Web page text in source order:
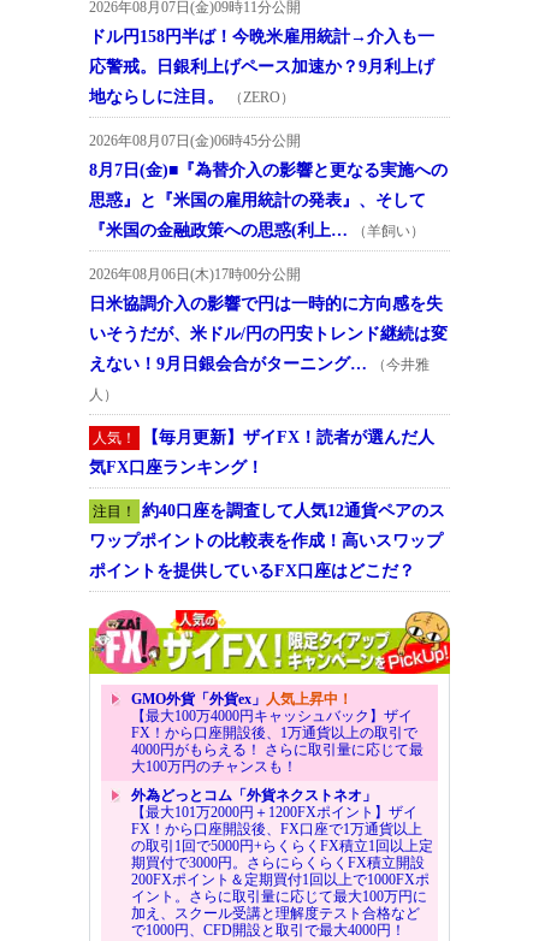
2026年08月07日(金)09時11分公開
ドル円158円半ば！今晩米雇用統計→介入も一
応警戒。日銀利上げペース加速か？9月利上げ
地ならしに注目。
（ZERO）
2026年08月07日(金)06時45分公開
8月7日(金)■『為替介入の影響と更なる実施への
思惑』と『米国の雇用統計の発表』、そして
『米国の金融政策への思惑(利上…
（羊飼い）
2026年08月06日(木)17時00分公開
日米協調介入の影響で円は一時的に方向感を失
いそうだが、米ドル/円の円安トレンド継続は変
えない！9月日銀会合がターニング…
（今井雅
人）
人気！
【毎月更新】ザイFX！読者が選んだ人
気FX口座ランキング！
注目！
約40口座を調査して人気12通貨ペアのス
ワップポイントの比較表を作成！高いスワップ
ポイントを提供しているFX口座はどこだ？
GMO外貨「外貨ex」 人気上昇中！
【最大100万4000円キャッシュバック】ザイ
FX！から口座開設後、1万通貨以上の取引で
4000円がもらえる！ さらに取引量に応じて最
大100万円のチャンスも！
外為どっとコム「外貨ネクストネオ」
【最大101万2000円＋1200FXポイント】ザイ
FX！から口座開設後、FX口座で1万通貨以上
の取引1回で5000円+らくらくFX積立1回以上定
期買付で3000円。さらにらくらくFX積立開設
200FXポイント＆定期買付1回以上で1000FXポ
イント。さらに取引量に応じて最大100万円に
加え、スクール受講と理解度テスト合格など
で1000円、CFD開設と取引で最大4000円！